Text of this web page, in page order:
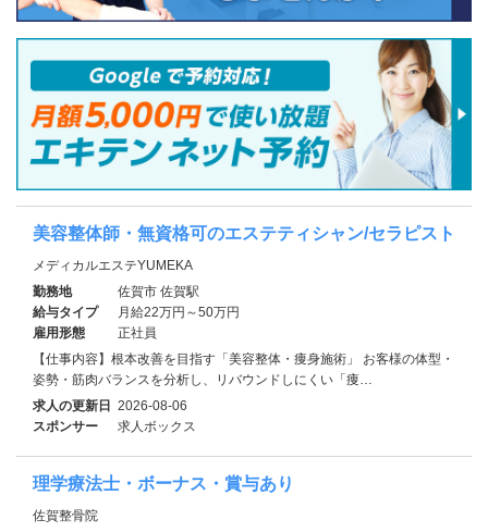
美容整体師・無資格可のエステティシャン/セラピスト
メディカルエステYUMEKA
勤務地
佐賀市 佐賀駅
給与タイプ
月給22万円～50万円
雇用形態
正社員
【仕事内容】根本改善を目指す「美容整体・痩身施術」 お客様の体型・
姿勢・筋肉バランスを分析し、リバウンドしにくい「痩…
求人の更新日 2026-08-06
スポンサー
求人ボックス
理学療法士・ボーナス・賞与あり
佐賀整骨院